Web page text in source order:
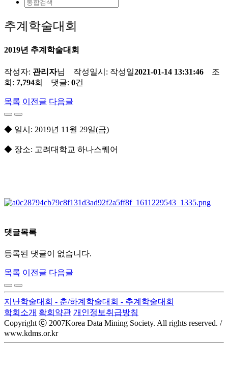
추계학술대회
2019년 추계학술대회
작성자: 관리자님 작성일시: 작성일2021-01-14 13:31:46 조
회: 7,794회 댓글: 0건
목록 이전글 다음글
◆ 일시: 2019년 11월 29일(금)
◆ 장소: 고려대학교 하나스퀘어
댓글목록
등록된 댓글이 없습니다.
목록 이전글 다음글
지난학술대회 - 춘/하계학술대회 - 추계학술대회
학회소개 확회약관 개인정보취급방침
Copyright ⓒ 2007Korea Data Mining Society. All rights reserved. /
www.kdms.or.kr